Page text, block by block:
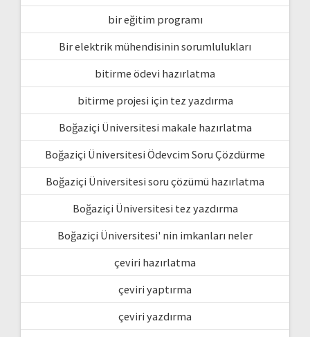
bir eğitim programı
Bir elektrik mühendisinin sorumlulukları
bitirme ödevi hazırlatma
bitirme projesi için tez yazdırma
Boğaziçi Üniversitesi makale hazırlatma
Boğaziçi Üniversitesi Ödevcim Soru Çözdürme
Boğaziçi Üniversitesi soru çözümü hazırlatma
Boğaziçi Üniversitesi tez yazdırma
Boğaziçi Üniversitesi' nin imkanları neler
çeviri hazırlatma
çeviri yaptırma
çeviri yazdırma